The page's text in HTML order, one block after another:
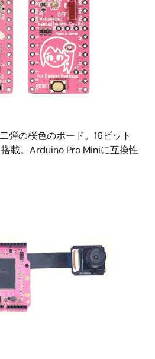
弾の桜色のボード。16ビット
載。Arduino Pro Miniに互換性